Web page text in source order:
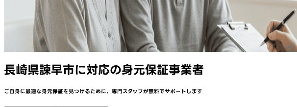
長崎県諫早市に対応の身元保証事業者
ご自身に最適な身元保証を見つけるために、 専門スタッフが無料でサポートします